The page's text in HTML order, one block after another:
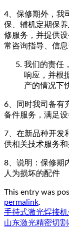
4、保修期外，我
保、辅机定期保
修服务，并提供
常咨询指导、信息
我们的责任
响应，并根
产的情况下
6、同时我司备有
备件服务，满足设
7、在新品种开发
供相关技术服务
8、说明：保修期
人为损坏的配件
This entry was
permalink.
手持式激光焊接
山东激光精密切